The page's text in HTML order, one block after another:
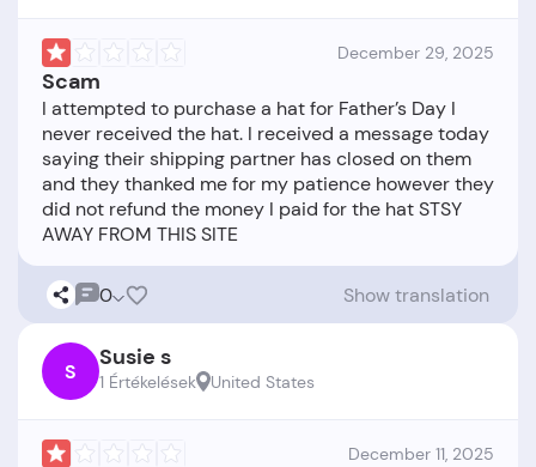
December 29, 2025
Scam
I attempted to purchase a hat for Father’s Day I
never received the hat. I received a message today
saying their shipping partner has closed on them
and they thanked me for my patience however they
did not refund the money I paid for the hat STSY
0 Show translation
S Susie s
1 Értékelések United States
December 11, 2025